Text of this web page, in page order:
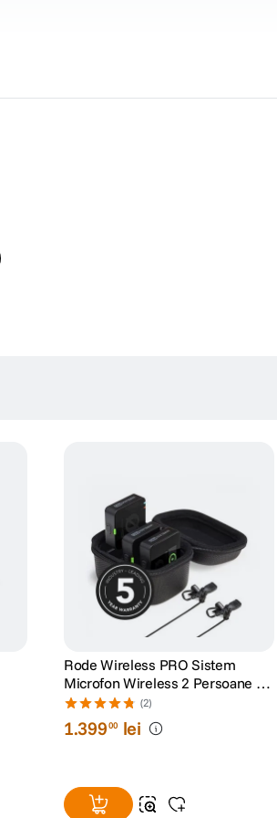
Rode Wireless PRO Sistem
Microfon Wireless 2 Persoane cu
Lavaliere
(2)
1.39900 lei